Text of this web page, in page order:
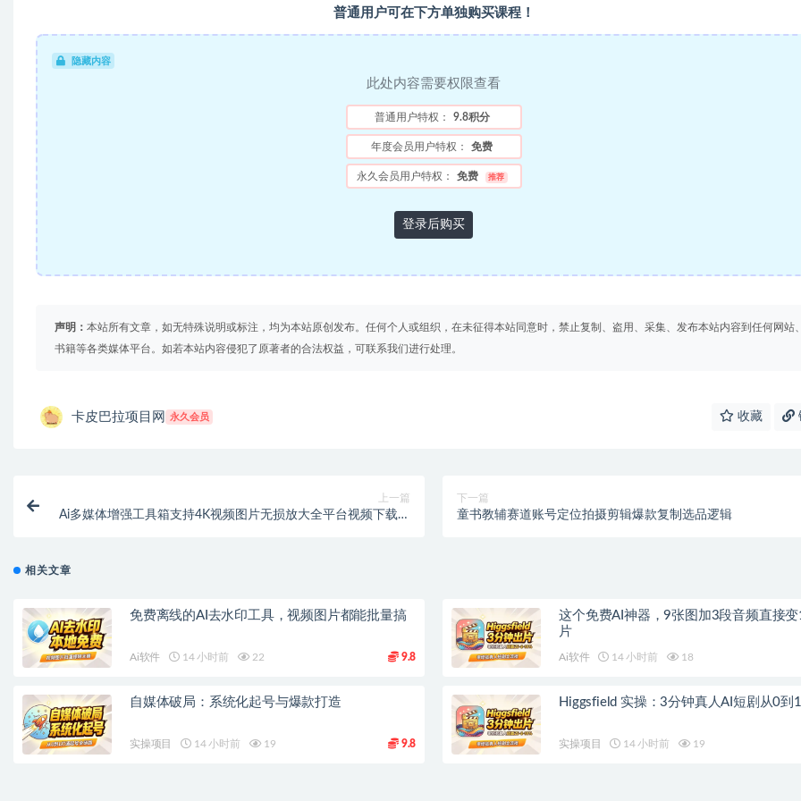
普通用户可在下方单独购买课程！
隐藏内容
此处内容需要权限查看
普通用户特权： 9.8积分
年度会员用户特权： 免费
永久会员用户特权： 免费 推荐
登录后购买
声明： 本站所有文章，如无特殊说明或标注，均为本站原创发布。任何个人或组织，在未征得本站同意时，禁止复制、盗用、采集、发布本站内容到任何网站
书籍等各类媒体平台。如若本站内容侵犯了原著者的合法权益，可联系我们进行处理。
卡皮巴拉项目网 永久会员 收藏
上一篇
Ai多媒体增强工具箱支持4K视频图片无损放大全平台视频下载格
下一篇
童书教辅赛道账号定位拍摄剪辑爆款复制选品逻辑
相关文章
免费离线的AI去水印工具，视频图片都能批量搞
Ai软件 14 小时前 22 9.8
这个免费AI神器，9张图加3段音频直接
片
Ai软件 14 小时前 18
自媒体破局：系统化起号与爆款打造
实操项目 14 小时前 19 9.8
Higgsfield 实操：3分钟真人AI短剧从0到
实操项目 14 小时前 19